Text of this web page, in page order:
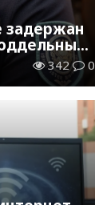
задержан
342 0